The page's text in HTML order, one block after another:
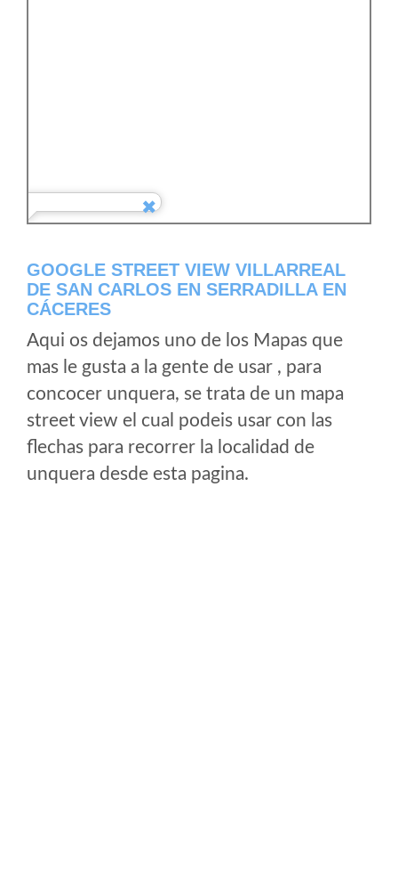
GOOGLE STREET VIEW VILLARREAL
DE SAN CARLOS EN SERRADILLA EN
CÁCERES
Aqui os dejamos uno de los Mapas que
mas le gusta a la gente de usar , para
concocer unquera, se trata de un mapa
street view el cual podeis usar con las
flechas para recorrer la localidad de
unquera desde esta pagina.